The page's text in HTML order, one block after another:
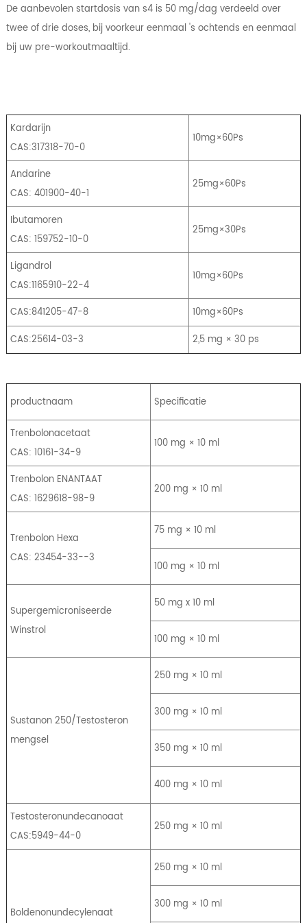
De aanbevolen startdosis van s4 is 50 mg/dag verdeeld over
twee of drie doses, bij voorkeur eenmaal 's ochtends en eenmaal
bij uw pre-workoutmaaltijd.
Kardarijn
CAS:317318-70-0
10mg×60Ps
Andarine
CAS: 401900-40-1
25mg×60Ps
Ibutamoren
CAS: 159752-10-0
25mg×30Ps
Ligandrol
CAS:1165910-22-4
10mg×60Ps
CAS:841205-47-8
10mg×60Ps
CAS:25614-03-3
2,5 mg × 30 ps
productnaam Specificatie
Trenbolonacetaat
CAS: 10161-34-9
100 mg × 10 ml
Trenbolon ENANTAAT
CAS: 1629618-98-9
200 mg × 10 ml
Trenbolon Hexa
CAS: 23454-33--3
75 mg × 10 ml
100 mg × 10 ml
Supergemicroniseerde
Winstrol
50 mg x 10 ml
100 mg × 10 ml
Sustanon 250/Testosteron
mengsel
250 mg × 10 ml
300 mg × 10 ml
350 mg × 10 ml
400 mg × 10 ml
Testosteronundecanoaat
CAS:5949-44-0
250 mg × 10 ml
Boldenonundecylenaat
250 mg × 10 ml
300 mg × 10 ml